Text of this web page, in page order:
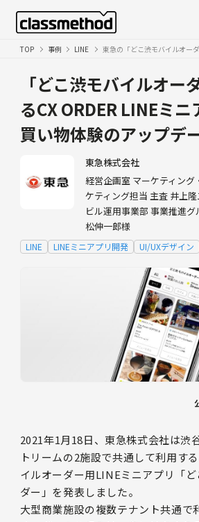
TOP 事例 LINE
「どこ渋モバイルオー
るCX ORDERLINEミニ
買い物体験のアップデ
東急株式会社
経営企画室 マーケティング
ケティング担当 主査 井上
ビル運用事業部 事業推進
松伸一郎様
LINE LINEミニアプリ開発 UI/UXデザイン
2021年1月18日、東急株式会社は渋
トリームの2施設で共通して利用す
イルオーダー用LINEミニアプリ「
ダー」を発表しました。
大型商業施設の複数テナント共通で